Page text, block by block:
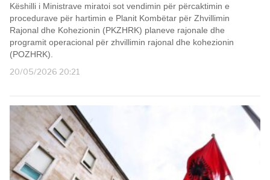
Këshilli i Ministrave miratoi sot vendimin për përcaktimin e
procedurave për hartimin e Planit Kombëtar për Zhvillimin
Rajonal dhe Kohezionin (PKZHRK) planeve rajonale dhe
programit operacional për zhvillimin rajonal dhe kohezionin
(POZHRK).
20/05/2026 20:21